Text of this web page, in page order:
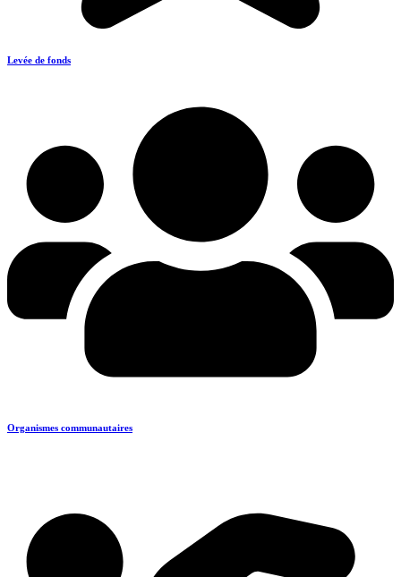
Levée de fonds
Organismes communautaires